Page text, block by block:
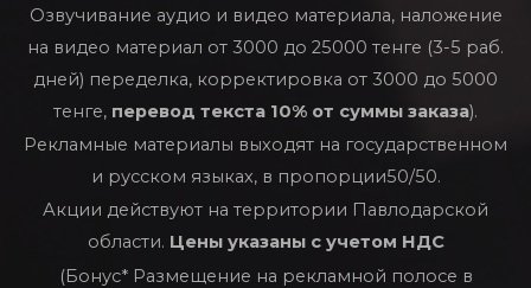
Озвучивание аудио и видео материала, наложение
на видео материал от 3000 до 25000 тенге (3-5 раб.
дней) переделка, корректировка от 3000 до 5000
тенге, перевод текста 10% от суммы заказа).
Рекламные материалы выходят на государственном
и русском языках, в пропорции50/50.
Акции действуют на территории Павлодарской
области. Цены указаны с учетом НДС
(Бонус* Размещение на рекламной полосе в